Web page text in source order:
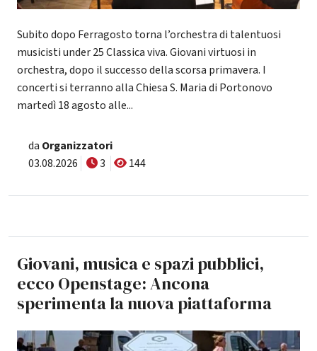
Subito dopo Ferragosto torna l’orchestra di talentuosi
musicisti under 25 Classica viva. Giovani virtuosi in
orchestra, dopo il successo della scorsa primavera. I
concerti si terranno alla Chiesa S. Maria di Portonovo
martedì 18 agosto alle...
da Organizzatori
03.08.2026
3 144
Giovani, musica e spazi pubblici,
ecco Openstage: Ancona
sperimenta la nuova piattaforma